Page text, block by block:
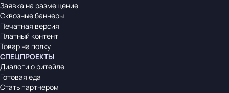
Заявка на размещение
Сквозные баннеры
Печатная версия
Платный контент
Товар на полку
СПЕЦПРОЕКТЫ
Диалоги о ритейле
Готовая еда
Стать партнером